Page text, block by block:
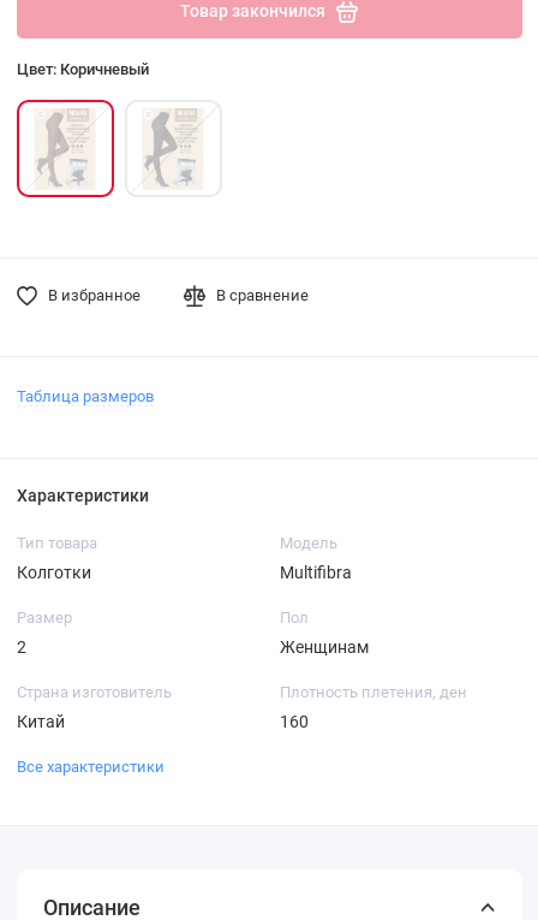
Товар закончился
Цвет: Коричневый
В избранное В сравнение
Таблица размеров
Характеристики
Тип товара
Колготки
Модель
Multifibra
Размер
2
Пол
Женщинам
Страна изготовитель
Китай
Плотность плетения, ден
160
Все характеристики
Описание